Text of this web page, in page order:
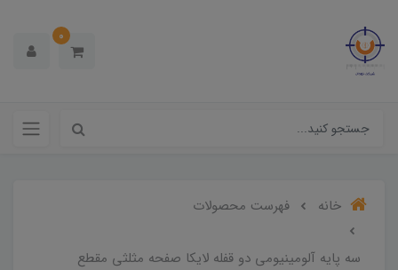
0
خانه فهرست محصولات
سه پایه آلومینیومی دو قفله لایکا صفحه مثلثی مقطع